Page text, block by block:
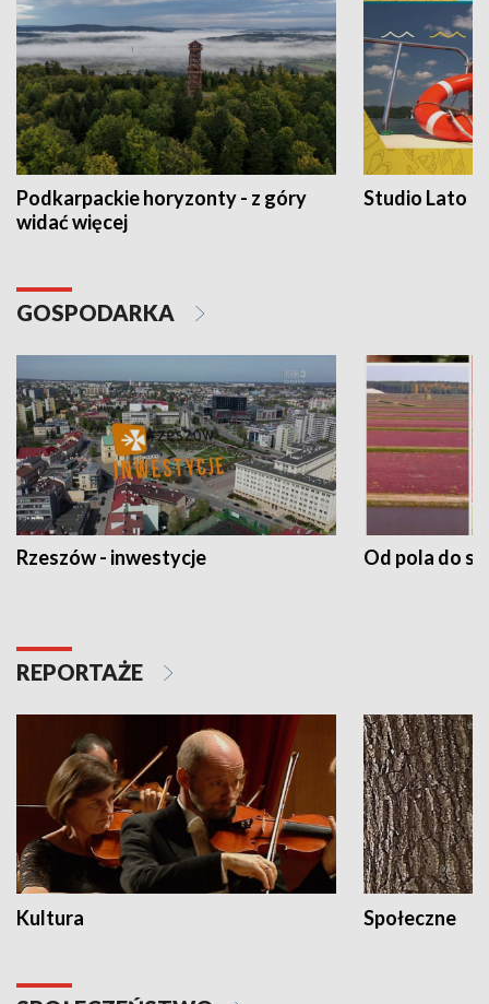
Podkarpackie horyzonty - z góry
widać więcej
Studio Lato
GOSPODARKA
Rzeszów - inwestycje Od pola do
REPORTAŻE
Kultura Społeczne